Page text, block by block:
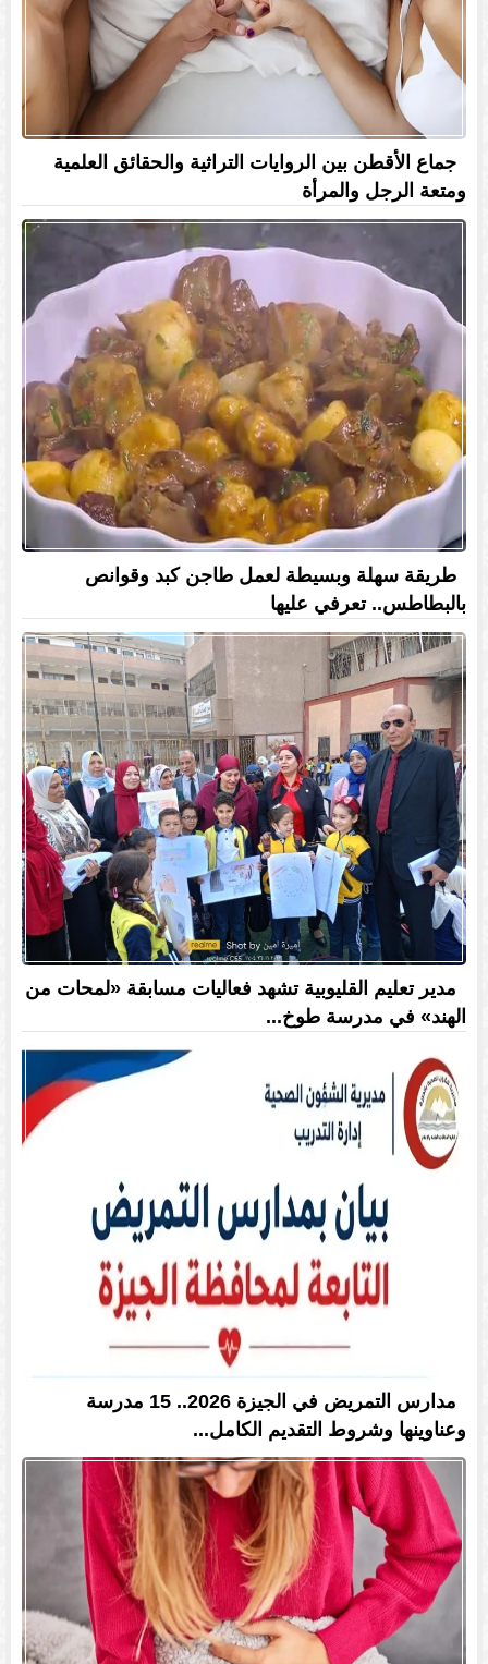
جماع الأقطن بين الروايات التراثية والحقائق العلمية
ومتعة الرجل والمرأة
طريقة سهلة وبسيطة لعمل طاجن كبد وقوانص
بالبطاطس.. تعرفي عليها
مدير تعليم القليوبية تشهد فعاليات مسابقة «لمحات من
الهند» في مدرسة طوخ...
مدارس التمريض في الجيزة 2026.. 15 مدرسة
وعناوينها وشروط التقديم الكامل...